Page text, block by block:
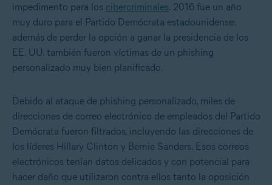
impedimento para los cibercriminales. 2016 fue un año
muy duro para el Partido Demócrata estadounidense:
además de perder la opción a ganar la presidencia de los
EE. UU. también fueron víctimas de un phishing
personalizado muy bien planificado.
Debido al ataque de phishing personalizado, miles de
direcciones de correo electrónico de empleados del Partido
Demócrata fueron filtrados, incluyendo las direcciones de
los líderes Hillary Clinton y Bernie Sanders. Esos correos
electrónicos tenían datos delicados y con potencial para
hacer daño que utilizaron contra ellos tanto la oposición